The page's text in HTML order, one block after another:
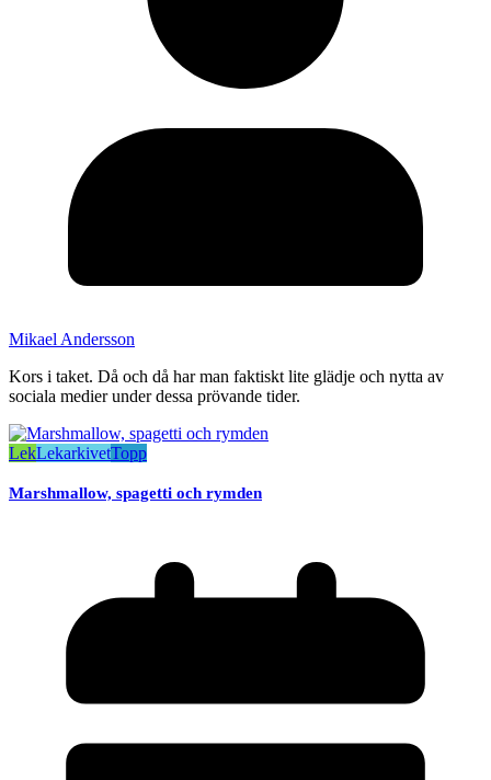
Mikael Andersson
Kors i taket. Då och då har man faktiskt lite glädje och nytta av
sociala medier under dessa prövande tider.
LekLekarkivetTopp
Marshmallow, spagetti och rymden